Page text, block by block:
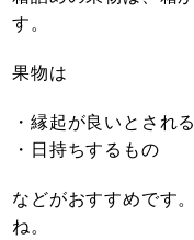
す。
果物は
・縁起が良いとされ
・日持ちするもの
などがおすすめです
ね。